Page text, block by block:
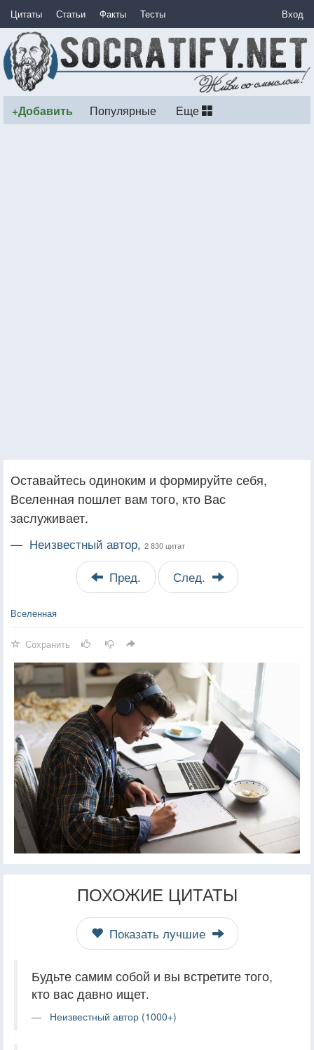
Цитаты Статьи Факты Тесты Вход
+Добавить Популярные Еще
Оставайтесь одиноким и формируйте себя,
Вселенная пошлет вам того, кто Вас
заслуживает.
— Неизвестный автор, 2 830 цитат
Пред. След.
Вселенная
Сохранить
ПОХОЖИЕ ЦИТАТЫ
Показать лучшие
Будьте самим собой и вы встретите того,
кто вас давно ищет.
Неизвестный автор (1000+)